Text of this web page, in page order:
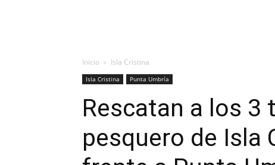
Inicio Isla Cristina
Isla Cristina Punta Umbría
Rescatan a los 3
pesquero de Isla